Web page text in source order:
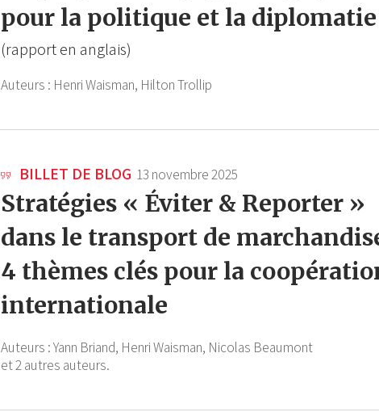
pour la politique et la diplomatie
(rapport en anglais)
Auteurs : Henri Waisman, Hilton Trollip
BILLET DE BLOG 13 novembre 2025
Stratégies « Éviter & Reporter »
dans le transport de
4 thèmes clés pour la
internationale
Auteurs :Yann Briand, Henri Waisman, Nicolas Beaumont
et 2 autres auteurs.